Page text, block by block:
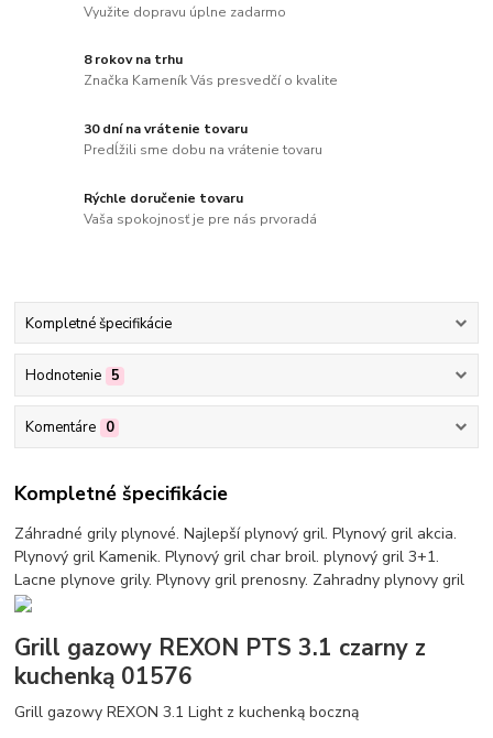
Využite dopravu úplne zadarmo
8 rokov na trhu
Značka Kameník Vás presvedčí o kvalite
30 dní na vrátenie tovaru
Predĺžili sme dobu na vrátenie tovaru
Rýchle doručenie tovaru
Vaša spokojnosť je pre nás prvoradá
Kompletné špecifikácie
Hodnotenie 5
Komentáre 0
Kompletné špecifikácie
Záhradné grily plynové. Najlepší plynový gril. Plynový gril akcia.
Plynový gril Kamenik. Plynový gril char broil. plynový gril 3+1.
Lacne plynove grily. Plynovy gril prenosny. Zahradny plynovy gril
Grill gazowy REXON PTS 3.1 czarny z
kuchenką 01576
Grill gazowy REXON 3.1 Light z kuchenką boczną